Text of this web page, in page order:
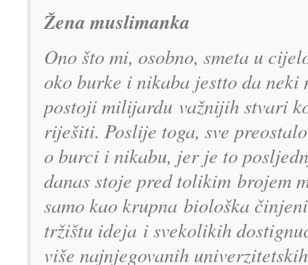
Žena muslimanka
Ono što mi, osobno, smeta u ci
oko burke i nikaba jestto da neki
postoji milijardu važnijih stvari
riješiti. Poslije toga, sve
o burci i nikabu, jer je to po
danas stoje pred tolikim brojem
samo kao krupna biološka
tržištu ideja i svekolikih
više najnjegovanih